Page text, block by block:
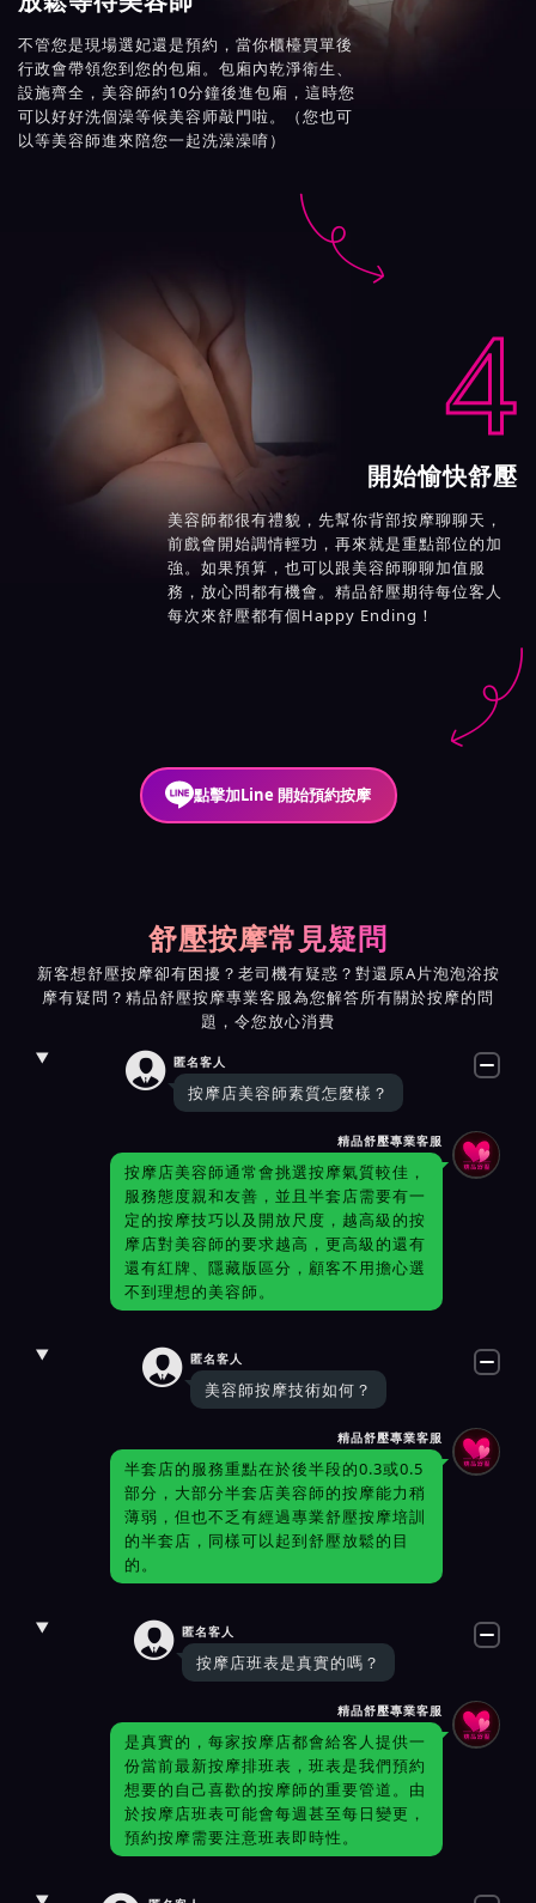
不管您是現場選妃還是預約，當你櫃檯買單後
行政會帶領您到您的包廂。包廂內乾淨衛生、
設施齊全，美容師約10分鐘後進包廂，這時您
可以好好洗個澡等候美容师敲門啦。（您也可
以等美容師進來陪您一起洗澡澡唷）

4
開始愉快舒壓
美容師都很有禮貌，先幫你背部按摩聊聊天，
前戲會開始調情輕功，再來就是重點部位的加
強。如果預算，也可以跟美容師聊聊加值服
務，放心問都有機會。精品舒壓期待每位客人
每次來舒壓都有個Happy Ending！
點擊加Line 開始預約按摩
舒壓按摩常見疑問
新客想舒壓按摩卻有困擾？老司機有疑惑？對還原A片泡泡浴按
摩有疑問？精品舒壓按摩專業客服為您解答所有關於按摩的問
題，令您放心消費
 匿名客人
按摩店美容師素質怎麼樣？
精品舒壓專業客服
按摩店美容師通常會挑選按摩氣質較佳，
服務態度親和友善，並且半套店需要有一
定的按摩技巧以及開放尺度，越高級的按
摩店對美容師的要求越高，更高級的還有
還有紅牌、隱藏版區分，顧客不用擔心選
不到理想的美容師。
 匿名客人
美容師按摩技術如何？
精品舒壓專業客服
半套店的服務重點在於後半段的0.3或0.5
部分，大部分半套店美容師的按摩能力稍
薄弱，但也不乏有經過專業舒壓按摩培訓
的半套店，同樣可以起到舒壓放鬆的目
的。
 匿名客人
按摩店班表是真實的嗎？
精品舒壓專業客服
是真實的，每家按摩店都會給客人提供一
份當前最新按摩排班表，班表是我們預約
想要的自己喜歡的按摩師的重要管道。由
於按摩店班表可能會每週甚至每日變更，
預約按摩需要注意班表即時性。